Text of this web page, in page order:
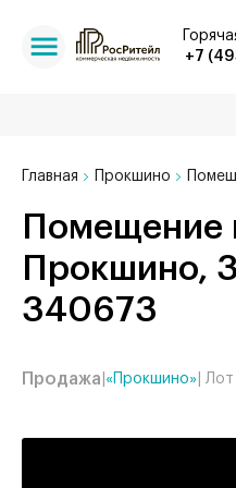
+7
Главная Прокшино
Помещение в БЦ
Прокшино,
340673
Продажа «Прокшино» |